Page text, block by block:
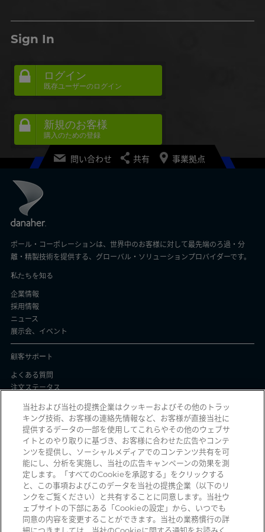
Sign In
ログイン
既存ユーザーのログイン
新規のお客様
購入のための登録
問い合わせ 共有 事業拠点
ポール・コーポレーションは、世界中のお客様に対して最先端のろ過・分
離・精製技術を提供する、グローバル・ソリューションプロバイダーです。
私たちを知る
企業情報
採用情報
ニュース
展示会、イベント
顧客サポート
よくある質問
注文ステータス
プライバシーと使用
個人情報保護方針
契約条件
Manage Cookies
詐欺メールを受信していませんか？ 詐欺の疑いのある不審な電子メール、ソ
ーシャルメディアメッセージ、テキストメッセージ、または電話を受信した
当社および当社の提携企業はクッキーおよびその他のトラッ
キング技術、お客様の連絡先情報など、お客様が直接当社に
提供するデータの一部を使用してこれらやその他のウェブサ
イトとのやり取りに基づき、お客様に合わせた広告やコンテ
ンツを提供し、ソーシャルメディアでのコンテンツ共有を可
能にし、分析を実施し、当社の広告キャンペーンの効果を測
定します。「すべてのCookieを承認する」をクリックする
と、この事項およびこのデータを当社の提携企業（以下のリ
ンクをご覧ください）と共有することに同意します。当社ウ
ェブサイトの下部にある「Cookieの設定」から、いつでも
同意の内容を変更することができます。当社の業務慣行の詳